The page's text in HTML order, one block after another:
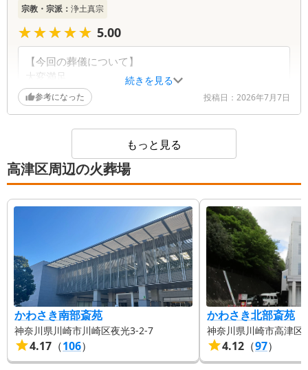
嬉しく拝読いたしました。お花は故人様を彩る大切
な要素ですので、デザイナーへの賛辞もお伝えさせ
ていただきます。 一方で、タイムスケジュール表
のご案内不足やハセガワ様での割引特典についての
事前説明が至らず、ご迷惑とお手数をおかけしまし
たこと、深くお詫び申し上げます。また、火葬場か
らの帰りのタクシー待ちに関しても、お待たせして
しまい大変心苦しく思っております。 いただいた
ご指摘を真摯に受け止め、今後のサービス向上およ
びご案内体制の改善に努めてまいります。 ご家族
の皆様におかれましては、どうぞご無理のないよう
お過ごしくださいませ。何かご不明な点がございま
したら、いつでもお気軽にお声がけください。
この度は、大切なお別れのひとときに弊社をお選び
いただき、誠にありがとうございました。 互助会
にご加入いただいていたことで、お亡くなりになら
れた際もスムーズにご案内でき、ご不安を和らげる
ことができたとのこと、大変安堵いたしました。ま
た、当日のスタッフの対応につきましても温かいお
褒めの言葉をいただき、重ねて御礼申し上げます。
ご家族の皆様におかれましては、お疲れが出ませぬ
ようどうぞご自愛くださいませ。 今後とも、会員
様のご不安やご相談にしっかりと寄り添ってまいり
ます。何かございましたら、いつでもお気軽にお声
がけください。
続きを見る
宗教・宗派： 浄土真宗
★★★★★
★★★★★ 5.00
【今回の葬儀について】
大変満足
悲しみの中、とても親切な電話応対、丁寧な接客、ス
ムーズな対応をして頂いて安心感がありました。
・葬儀の打ち合わせ担当者…大変満足
・当日の式進行担当者…大変満足
・清算担当者…大変満足
Sさんの心配りとおもてなしに感動しました。
【スタッフについて】
皆様、とても気配りができていてよかったと思いま
す。
【料理について】
味も美味しく、彩りもキレイでした。
参考になった 投稿日： 2026年7月7日
もっと見る
高津区周辺の火葬場
かわさき南部斎苑
神奈川県川崎市川崎区夜光3-2-7
4.17 （106）
かわさき北部斎苑
神奈川県川崎市高津区
4.12 （97）